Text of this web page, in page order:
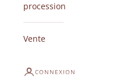
procession
Vente
CONNEXION